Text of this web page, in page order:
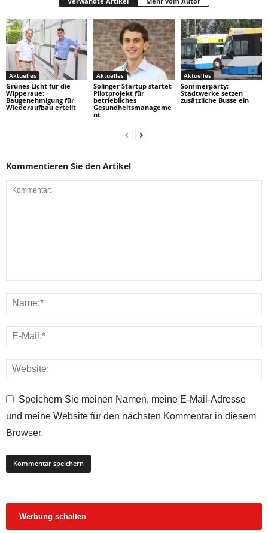
Aktuelles
Grünes Licht für die
Wipperaue:
Baugenehmigung für
Wiederaufbau erteilt
Aktuelles
Solinger Startup startet
Pilotprojekt für
betriebliches
Gesundheitsmanageme
nt
Aktuelles
Sommerparty:
Stadtwerke setzen
zusätzliche Busse ein
Kommentieren Sie den Artikel
Speichern Sie meinen Namen, meine E-Mail-Adresse
und meine Website für den nächsten Kommentar in diesem
Browser.
Werbung schalten